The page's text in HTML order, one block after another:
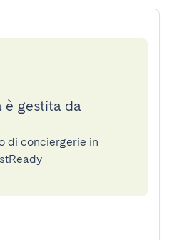
è gestita da
di conciergerie in